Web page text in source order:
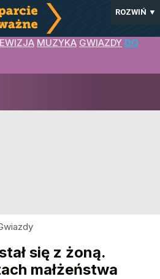
ROZWIŃ ▼
MUZYKA GWIAZDY DO
Gwiazdy
się z żoną.
małżeństwa